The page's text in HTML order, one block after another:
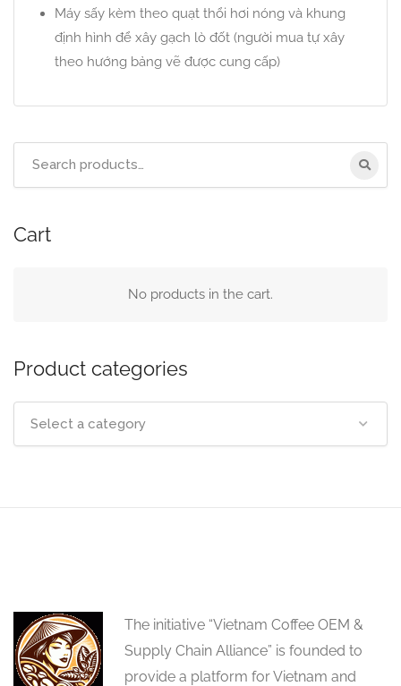
Máy sấy kèm theo quạt thổi hơi nóng và khung
định hình để xây gạch lò đốt (người mua tự xây
theo hướng bảng vẽ được cung cấp)
Cart
No products in the cart.
Product categories
Select a category
The initiative “Vietnam Coffee OEM &
Supply Chain Alliance” is founded to
provide a platform for Vietnam and